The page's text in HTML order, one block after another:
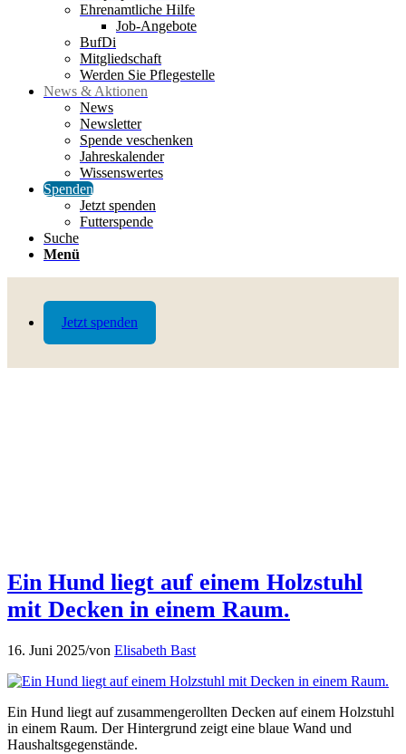
Jetzt spenden
Ehrenamtliche Hilfe
Job-Angebote
BufDi
Mitgliedschaft
Werden Sie Pflegestelle
News & Aktionen
News
Newsletter
Spende veschenken
Jahreskalender
Wissenswertes
Spenden
Jetzt spenden
Futterspende
Suche
Menü
Ein Hund liegt auf einem Holzstuhl
mit Decken in einem Raum.
16. Juni 2025/von Elisabeth Bast
Ein Hund liegt auf zusammengerollten Decken auf einem Holzstuhl
in einem Raum. Der Hintergrund zeigt eine blaue Wand und
Haushaltsgegenstände.